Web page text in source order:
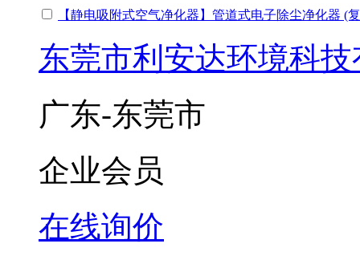
【静电吸附式空气净化器】管道式电子除尘净化器 (
东莞市利安达环境科
广东-东莞市
企业会员
在线询价